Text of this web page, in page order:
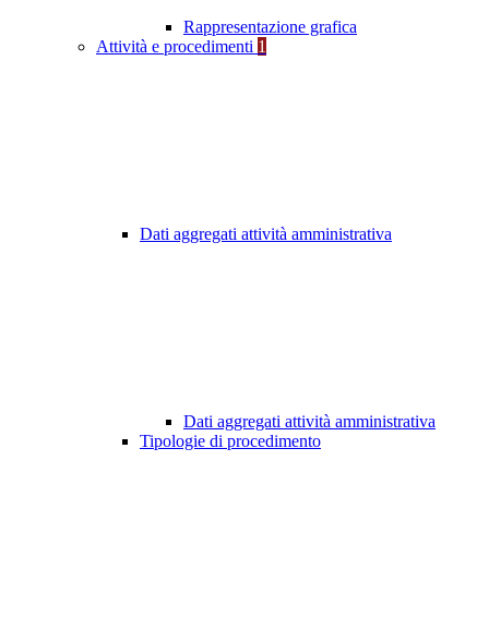
Rappresentazione grafica
Attività e procedimenti 1
Dati aggregati attività amministrativa
Dati aggregati attività amministrativa
Tipologie di procedimento